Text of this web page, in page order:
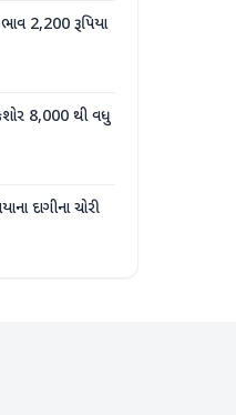
2,200 રૂપિયા
8,000 થી વધુ
દાગીના ચોરી